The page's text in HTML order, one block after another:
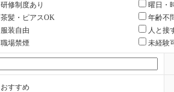
研修制度あり
曜日・
茶髪・ピアスOK
年齢不
服装自由
人と接
職場禁煙
未経験
おすすめ